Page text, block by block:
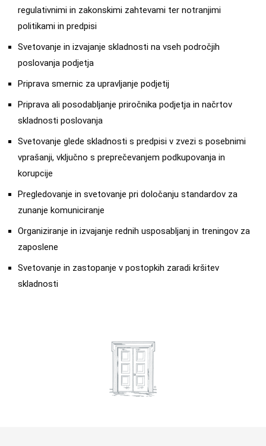
regulativnimi in zakonskimi zahtevami ter notranjimi
politikami in predpisi
Svetovanje in izvajanje skladnosti na vseh področjih
poslovanja podjetja
Priprava smernic za upravljanje podjetij
Priprava ali posodabljanje priročnika podjetja in načrtov
skladnosti poslovanja
Svetovanje glede skladnosti s predpisi v zvezi s posebnimi
vprašanji, vključno s preprečevanjem podkupovanja in
korupcije
Pregledovanje in svetovanje pri določanju standardov za
zunanje komuniciranje
Organiziranje in izvajanje rednih usposabljanj in treningov za
zaposlene
Svetovanje in zastopanje v postopkih zaradi kršitev
skladnosti